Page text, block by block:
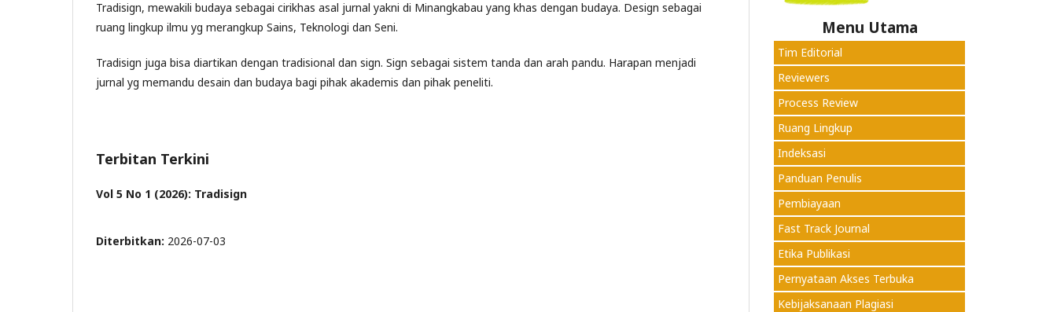
Tradisign, mewakili budaya sebagai cirikhas asal jurnal yakni di Minangkabau yang khas dengan budaya. Design sebagai
ruang lingkup ilmu yg merangkup Sains, Teknologi dan Seni.
Tradisign juga bisa diartikan dengan tradisional dan sign. Sign sebagai sistem tanda dan arah pandu. Harapan menjadi
jurnal yg memandu desain dan budaya bagi pihak akademis dan pihak peneliti.
Terbitan Terkini
Vol 5 No 1 (2026): Tradisign
Diterbitkan: 2026-07-03
Menu Utama
Tim Editorial
Reviewers
Process Review
Ruang Lingkup
Indeksasi
Panduan Penulis
Pembiayaan
Fast Track Journal
Etika Publikasi
Pernyataan Akses Terbuka
Kebijaksanaan Plagiasi